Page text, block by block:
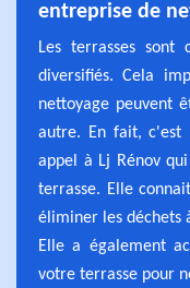
entreprise de
Les terrasses sont
diversifiés. Cela
nettoyage peuvent
autre. En fait,
appel à Lj Rénov
terrasse. Elle
éliminer les déchets
Elle a également
votre terrasse pour